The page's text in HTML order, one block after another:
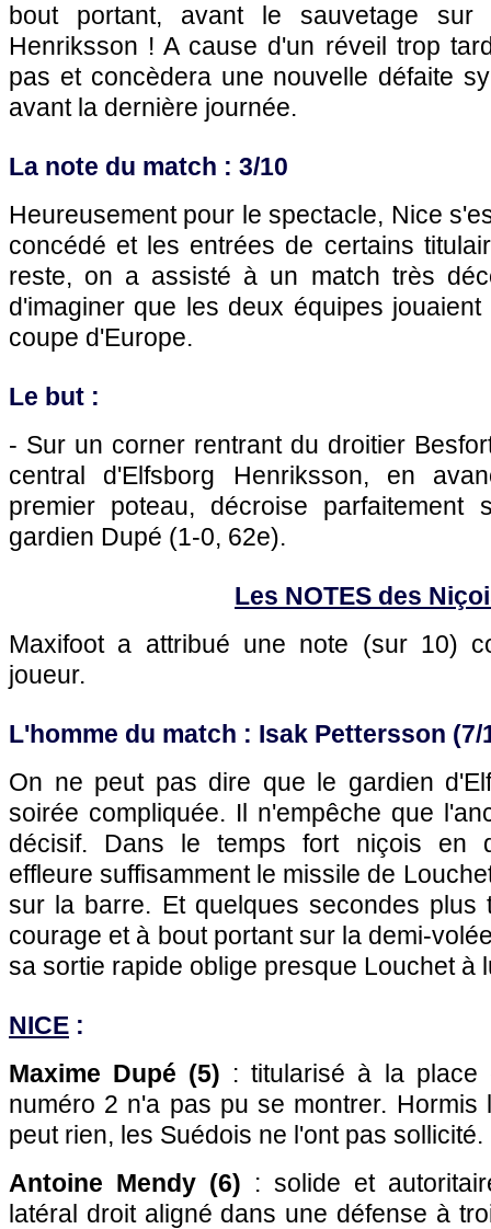
bout portant, avant le sauvetage
Henriksson ! A cause d'un réveil trop
pas et concèdera une nouvelle défaite
avant la dernière journée.
La note du match : 3/10
Heureusement pour le spectacle, Nice
concédé et les entrées de certains
reste, on a assisté à un match très
d'imaginer que les deux équipes
coupe d'Europe.
Le but :
- Sur un corner rentrant du droitier
central d'Elfsborg Henriksson, en
premier poteau, décroise
gardien Dupé (1-0, 62e).
Les NOTES des
Maxifoot a attribué une note (sur 10)
joueur.
L'homme du match : Isak Pettersson (7/
On ne peut pas dire que le gardien
soirée compliquée. Il n'empêche que
décisif. Dans le temps fort niçois en
effleure suffisamment le missile de
sur la barre. Et quelques secondes plus
courage et à bout portant sur la demi-
sa sortie rapide oblige presque Louchet à
NICE :
Maxime Dupé (5) : titularisé à la place
numéro 2 n'a pas pu se montrer.
peut rien, les Suédois ne l'ont pas sollicité.
Antoine Mendy (6) : solide et
latéral droit aligné dans une défense à